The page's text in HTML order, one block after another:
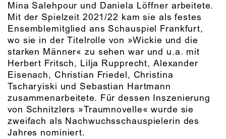
Mina Salehpour und Daniela Löffner arbeitete.
Mit der Spielzeit 2021/22 kam sie als festes
Ensemblemitglied ans Schauspiel Frankfurt,
wo sie in der Titelrolle von »Wickie und die
starken Männer« zu sehen war und u.a. mit
Herbert Fritsch, Lilja Rupprecht, Alexander
Eisenach, Christian Friedel, Christina
Tscharyiski und Sebastian Hartmann
zusammenarbeitete. Für dessen Inszenierung
von Schnitzlers »Traumnovelle« wurde sie
zweifach als Nachwuchsschauspielerin des
Jahres nominiert.